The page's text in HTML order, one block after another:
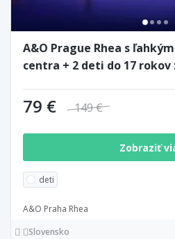
A&O Prague Rhea s
centra + 2 deti do 17 rokov
79 € 149 €
Zobraziť
deti
A&O Praha Rhea
Slovensko